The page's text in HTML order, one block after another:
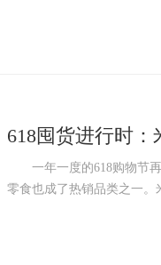
618囤货进行时
子快乐加倍
一年一度的618购物节再
零食也成了热销品类之一。